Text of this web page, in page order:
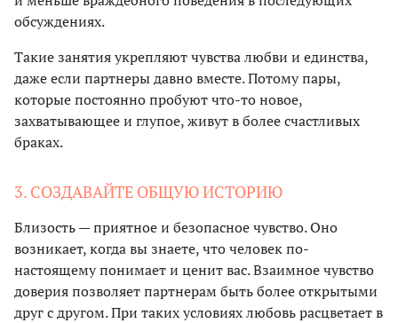
обсуждениях.
Такие занятия укрепляют чувства любви и единства,
даже если партнеры давно вместе. Потому пары,
которые постоянно пробуют что-то новое,
захватывающее и глупое, живут в более счастливых
браках.
3. СОЗДАВАЙТЕ ОБЩУЮ ИСТОРИЮ
Близость — приятное и безопасное чувство. Оно
возникает, когда вы знаете, что человек по-
настоящему понимает и ценит вас. Взаимное чувство
доверия позволяет партнерам быть более открытыми
друг с другом. При таких условиях любовь расцветает в